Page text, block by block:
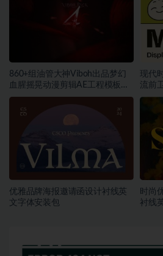
860+组油管大神Viboh出品梦幻
血腥摇晃动漫剪辑AE工程模板预
设叠加视频音效字体素材包
现代
流前
包素
优雅品牌海报邀请函设计衬线英
文字体安装包
时尚
衬线